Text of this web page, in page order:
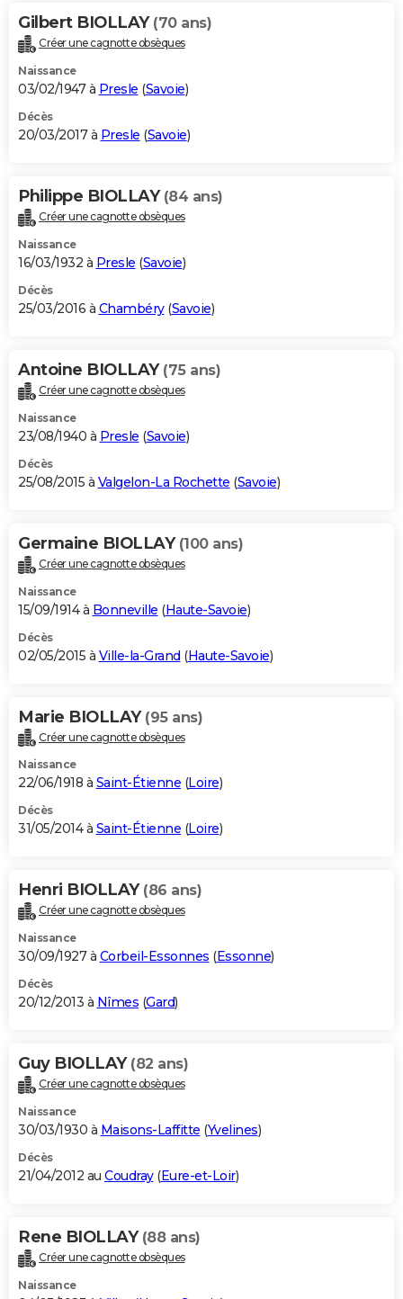
Gilbert BIOLLAY (70 ans)
Créer une cagnotte obsèques
Naissance
03/02/1947 à Presle (Savoie)
Décès
20/03/2017 à Presle (Savoie)
Philippe BIOLLAY (84 ans)
Créer une cagnotte obsèques
Naissance
16/03/1932 à Presle (Savoie)
Décès
25/03/2016 à Chambéry(Savoie)
Antoine BIOLLAY (75 ans)
Créer une cagnotte obsèques
Naissance
23/08/1940 à Presle (Savoie)
Décès
25/08/2015 à Valgelon-La Rochette (Savoie)
Germaine BIOLLAY (100 ans)
Créer une cagnotte obsèques
Naissance
15/09/1914 à Bonneville (Haute-Savoie)
Décès
02/05/2015 à Ville-la-Grand (Haute-Savoie)
Marie BIOLLAY (95 ans)
Créer une cagnotte obsèques
Naissance
22/06/1918 à Saint-Étienne (Loire)
Décès
31/05/2014 à Saint-Étienne (Loire)
Henri BIOLLAY (86 ans)
Créer une cagnotte obsèques
Naissance
30/09/1927 à Corbeil-Essonnes (Essonne)
Décès
20/12/2013 à Nîmes (Gard)
Guy BIOLLAY (82 ans)
Créer une cagnotte obsèques
Naissance
30/03/1930 à Maisons-Laffitte (Yvelines)
Décès
21/04/2012 au Coudray(Eure-et-Loir)
Rene BIOLLAY (88 ans)
Créer une cagnotte obsèques
Naissance